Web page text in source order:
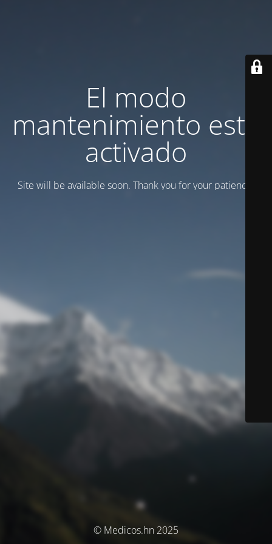
El modo
mantenimiento está
activado
Site will be available soon. Thank you for your patience!
© Medicos.hn 2025